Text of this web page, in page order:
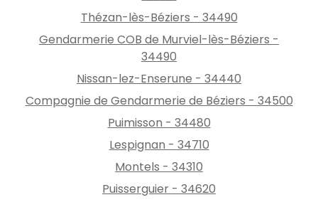
Thézan-lès-Béziers - 34490
Gendarmerie COB de Murviel-lès-Béziers -
34490
Nissan-lez-Enserune - 34440
Compagnie de Gendarmerie de Béziers - 34500
Puimisson - 34480
Lespignan - 34710
Montels - 34310
Puisserguier - 34620